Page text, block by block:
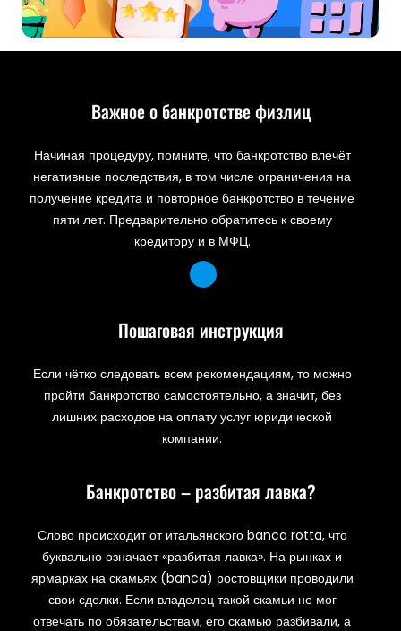
Важное о банкротстве физлиц
Начиная процедуру, помните, что банкротство влечёт
негативные последствия, в том числе ограничения на
получение кредита и повторное банкротство в течение
пяти лет. Предварительно обратитесь к своему
кредитору и в МФЦ.
Пошаговая инструкция
Если чётко следовать всем рекомендациям, то можно
пройти банкротство самостоятельно, а значит, без
лишних расходов на оплату услуг юридической
компании.
Банкротство – разбитая лавка?
Слово происходит от итальянского banca rotta, что
буквально означает «разбитая лавка». На рынках и
ярмарках на скамьях (banca) ростовщики проводили
свои сделки. Если владелец такой скамьи не мог
отвечать по обязательствам, его скамью разбивали, а